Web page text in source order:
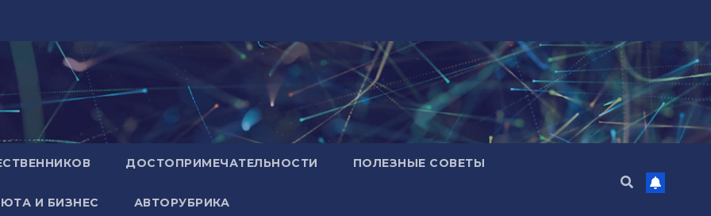
ДОСТОПРИМЕЧАТЕЛЬНОСТИ ПОЛЕЗНЫЕ СОВЕТЫ
И БИЗНЕС АВТОРУБРИКА